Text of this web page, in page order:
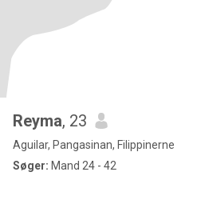
Reyma, 23
Aguilar, Pangasinan, Filippinerne
Søger: Mand 24 - 42